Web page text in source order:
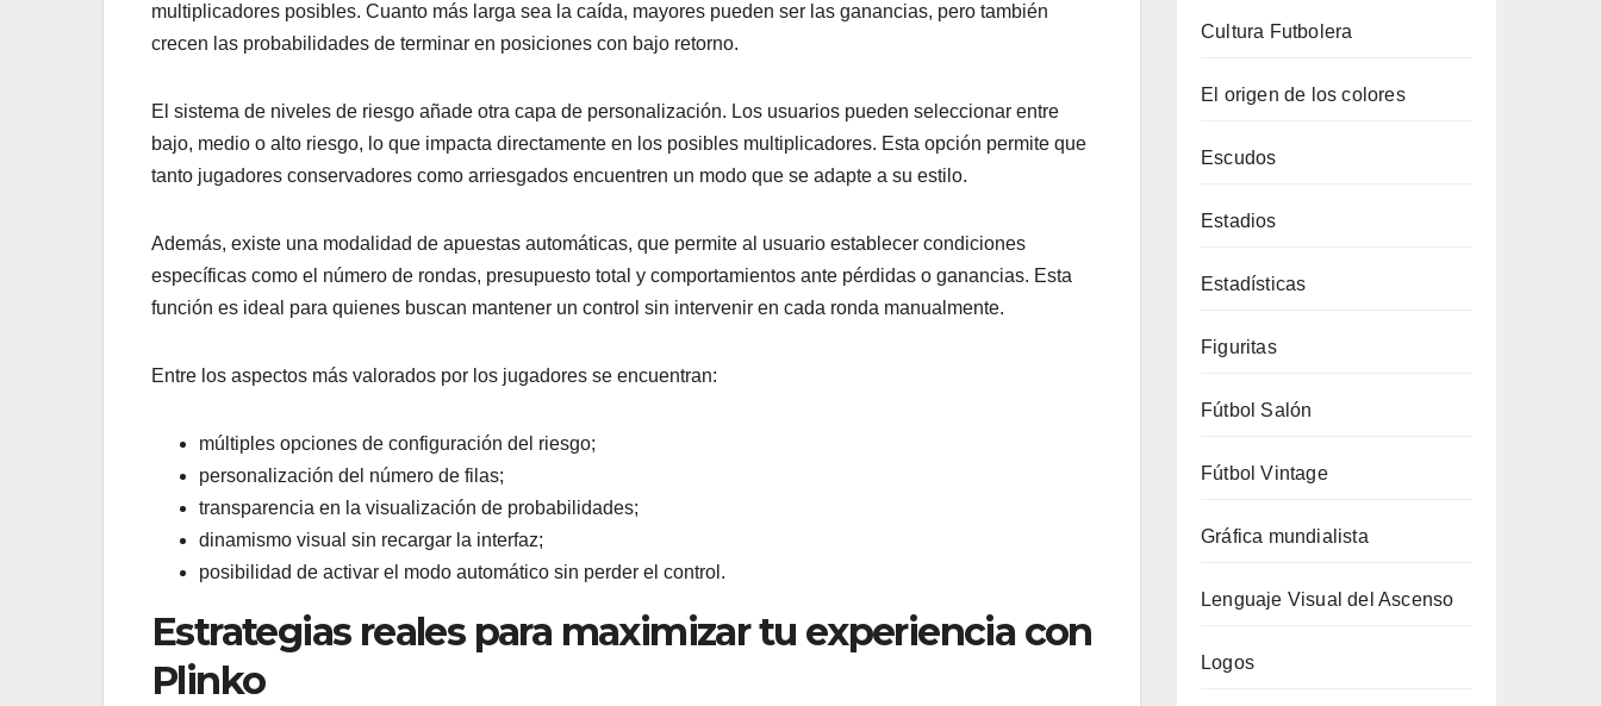
multiplicadores posibles. Cuanto más larga sea la caída, mayores pueden ser las ganancias, pero también
crecen las probabilidades de terminar en posiciones con bajo retorno.
El sistema de niveles de riesgo añade otra capa de personalización. Los usuarios pueden seleccionar entre
bajo, medio o alto riesgo, lo que impacta directamente en los posibles multiplicadores. Esta opción permite que
tanto jugadores conservadores como arriesgados encuentren un modo que se adapte a su estilo.
Además, existe una modalidad de apuestas automáticas, que permite al usuario establecer condiciones
específicas como el número de rondas, presupuesto total y comportamientos ante pérdidas o ganancias. Esta
función es ideal para quienes buscan mantener un control sin intervenir en cada ronda manualmente.
Entre los aspectos más valorados por los jugadores se encuentran:
múltiples opciones de configuración del riesgo;
personalización del número de filas;
transparencia en la visualización de probabilidades;
dinamismo visual sin recargar la interfaz;
posibilidad de activar el modo automático sin perder el control.
Estrategias reales para maximizar tu experiencia con
Plinko
Cultura Futbolera
El origen de los colores
Escudos
Estadios
Estadísticas
Figuritas
Fútbol Salón
Fútbol Vintage
Gráfica mundialista
Lenguaje Visual del Ascenso
Logos